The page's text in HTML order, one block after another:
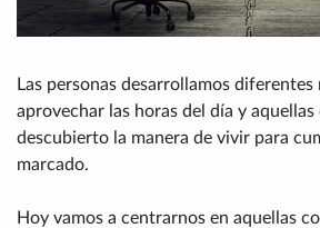
Las personas desarrollamos diferentes
aprovechar las horas del día y
descubierto la manera de vivir para
marcado.
Hoy vamos a centrarnos en aquellas